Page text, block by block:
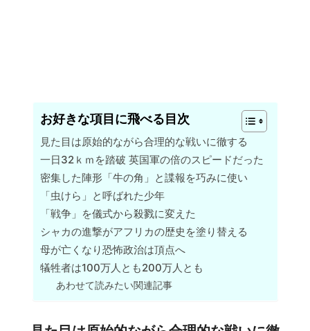
お好きな項目に飛べる目次
見た目は原始的ながら合理的な戦いに徹する
一日32ｋｍを踏破 英国軍の倍のスピードだった
密集した陣形「牛の角」と諜報を巧みに使い
「虫けら」と呼ばれた少年
「戦争」を儀式から殺戮に変えた
シャカの進撃がアフリカの歴史を塗り替える
母が亡くなり恐怖政治は頂点へ
犠牲者は100万人とも200万人とも
あわせて読みたい関連記事